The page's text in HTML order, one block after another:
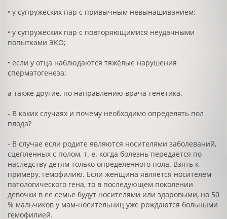
• у супружеских пар с привычным невынашиванием;
• у супружеских пар с повторяющимися неудачными
попытками ЭКО;
• если у отца наблюдаются тяжёлые нарушения
сперматогенеза;
а также другие, по направлению врача-генетика.
- В каких случаях и почему необходимо определять пол
плода?
- В случае если родите являются носителями заболеваний,
сцепленных с полом, т. е. когда болезнь передается по
наследству детям только определенного пола. Взять к
примеру, гемофилию. Если женщина является носителем
патологического гена, то в последующем поколении
девочки в ее семье будут носителями или здоровыми, но 50
% мальчиков у мам-носительниц уже рождаются больными
гемофилией.